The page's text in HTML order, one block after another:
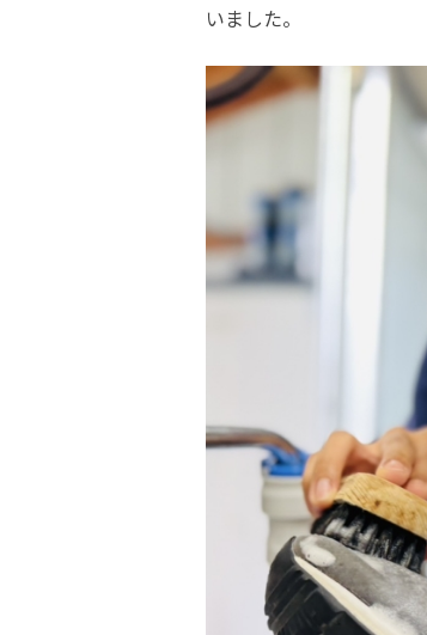
いました。